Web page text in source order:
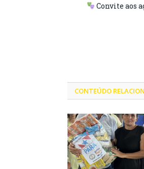
Convite aos
CONTEÚDO